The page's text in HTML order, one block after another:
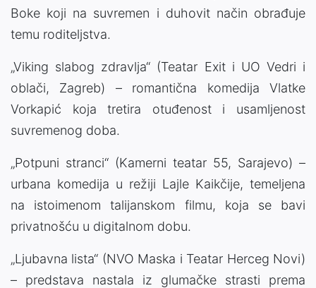
Boke koji na suvremen i duhovit način obrađuje
temu roditeljstva.
„Viking slabog zdravlja“ (Teatar Exit i UO Vedri i
oblači, Zagreb) – romantična komedija Vlatke
Vorkapić koja tretira otuđenost i usamljenost
suvremenog doba.
„Potpuni stranci“ (Kamerni teatar 55, Sarajevo) –
urbana komedija u režiji Lajle Kaikčije, temeljena
na istoimenom talijanskom filmu, koja se bavi
privatnošću u digitalnom dobu.
„Ljubavna lista“ (NVO Maska i Teatar Herceg Novi)
– predstava nastala iz glumačke strasti prema